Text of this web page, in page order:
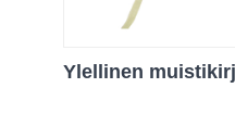
Ylellinen